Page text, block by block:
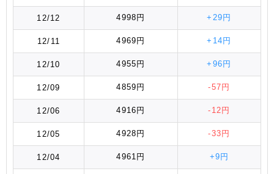
12/12 4998円 +29円
12/11 4969円 +14円
12/10 4955円 +96円
12/09 4859円 -57円
12/06 4916円 -12円
12/05 4928円 -33円
12/04 4961円 +9円